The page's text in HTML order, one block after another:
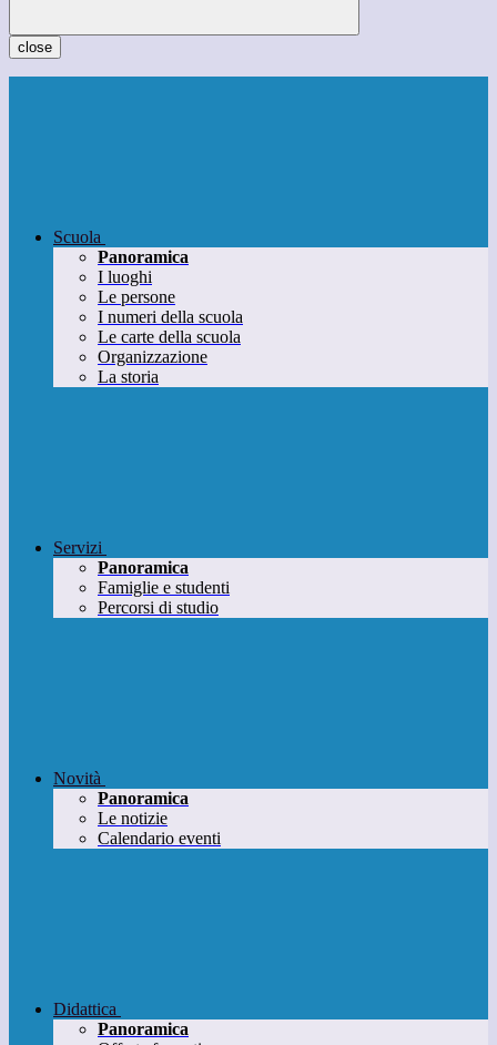
close
Scuola
Panoramica
I luoghi
Le persone
I numeri della scuola
Le carte della scuola
Organizzazione
La storia
Servizi
Panoramica
Famiglie e studenti
Percorsi di studio
Novità
Panoramica
Le notizie
Calendario eventi
Didattica
Panoramica